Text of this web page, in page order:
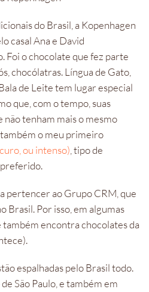
do Brasil, a Kopenhagen
casal Ana e David
Foi o chocolate que fez parte
chocólatras. Língua de Gato,
de Leite tem lugar especial
que, com o tempo, suas
tenham mais o mesmo
o meu primeiro
ou intenso), tipo de
pertencer ao Grupo CRM, que
Brasil. Por isso, em algumas
também encontra chocolates da
espalhadas pelo Brasil todo.
São Paulo, e também em